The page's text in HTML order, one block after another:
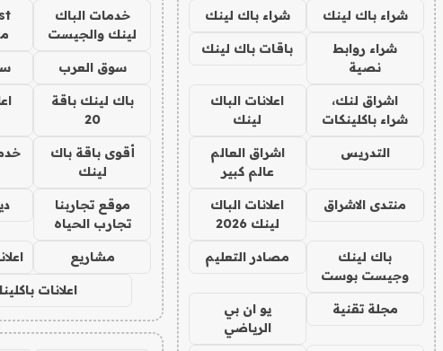
شراء باك لينك شراء باك لينك
شراء روابط
نصية
باقات باك لينك
اشراق لنك،
شراء باكلينكات
اعلانات الباك
لينك
التدريس
اشراق العالم
عالم كبير
منتدى الاشراق
اعلانات الباك
لينك 2026
باك لينك
وجيست بوست
مصادر التعليم
مجلة تقنية
يو ان بي
الرياضي
خدمات الباك
لينك والجيست
سوق العرب
باك لينك باقة
20
أقوى باقة باك
لينك
موقع تجاربنا
تجارب الحياه
مشاريع
اعلانات